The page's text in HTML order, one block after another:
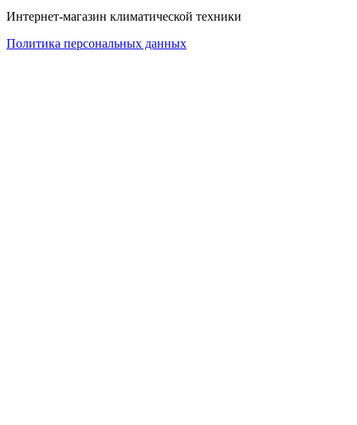
Интернет-магазин климатической техники
Политика персональных данных